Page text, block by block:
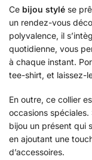
Ce bijou stylé se
un rendez-vous
polyvalence, il
quotidienne, vous
à chaque instant.
tee-shirt, et laissez-
En outre, ce collier
occasions
bijou un présent qui
en ajoutant une
d’accessoires.